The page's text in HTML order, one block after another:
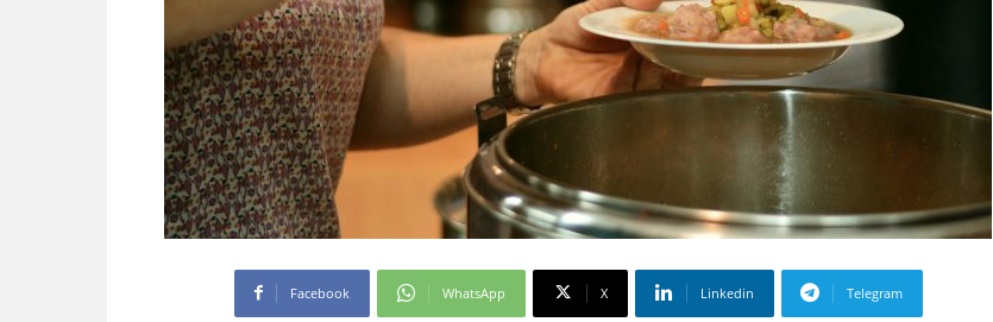
Facebook WhatsApp X Linkedin Telegram